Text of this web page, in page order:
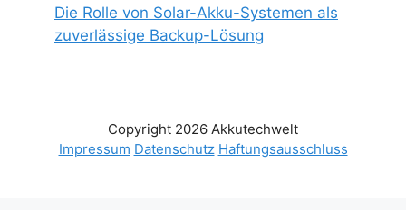
Die Rolle von Solar-Akku-Systemen als
zuverlässige Backup-Lösung
Copyright 2026 Akkutechwelt
Impressum Datenschutz Haftungsausschluss